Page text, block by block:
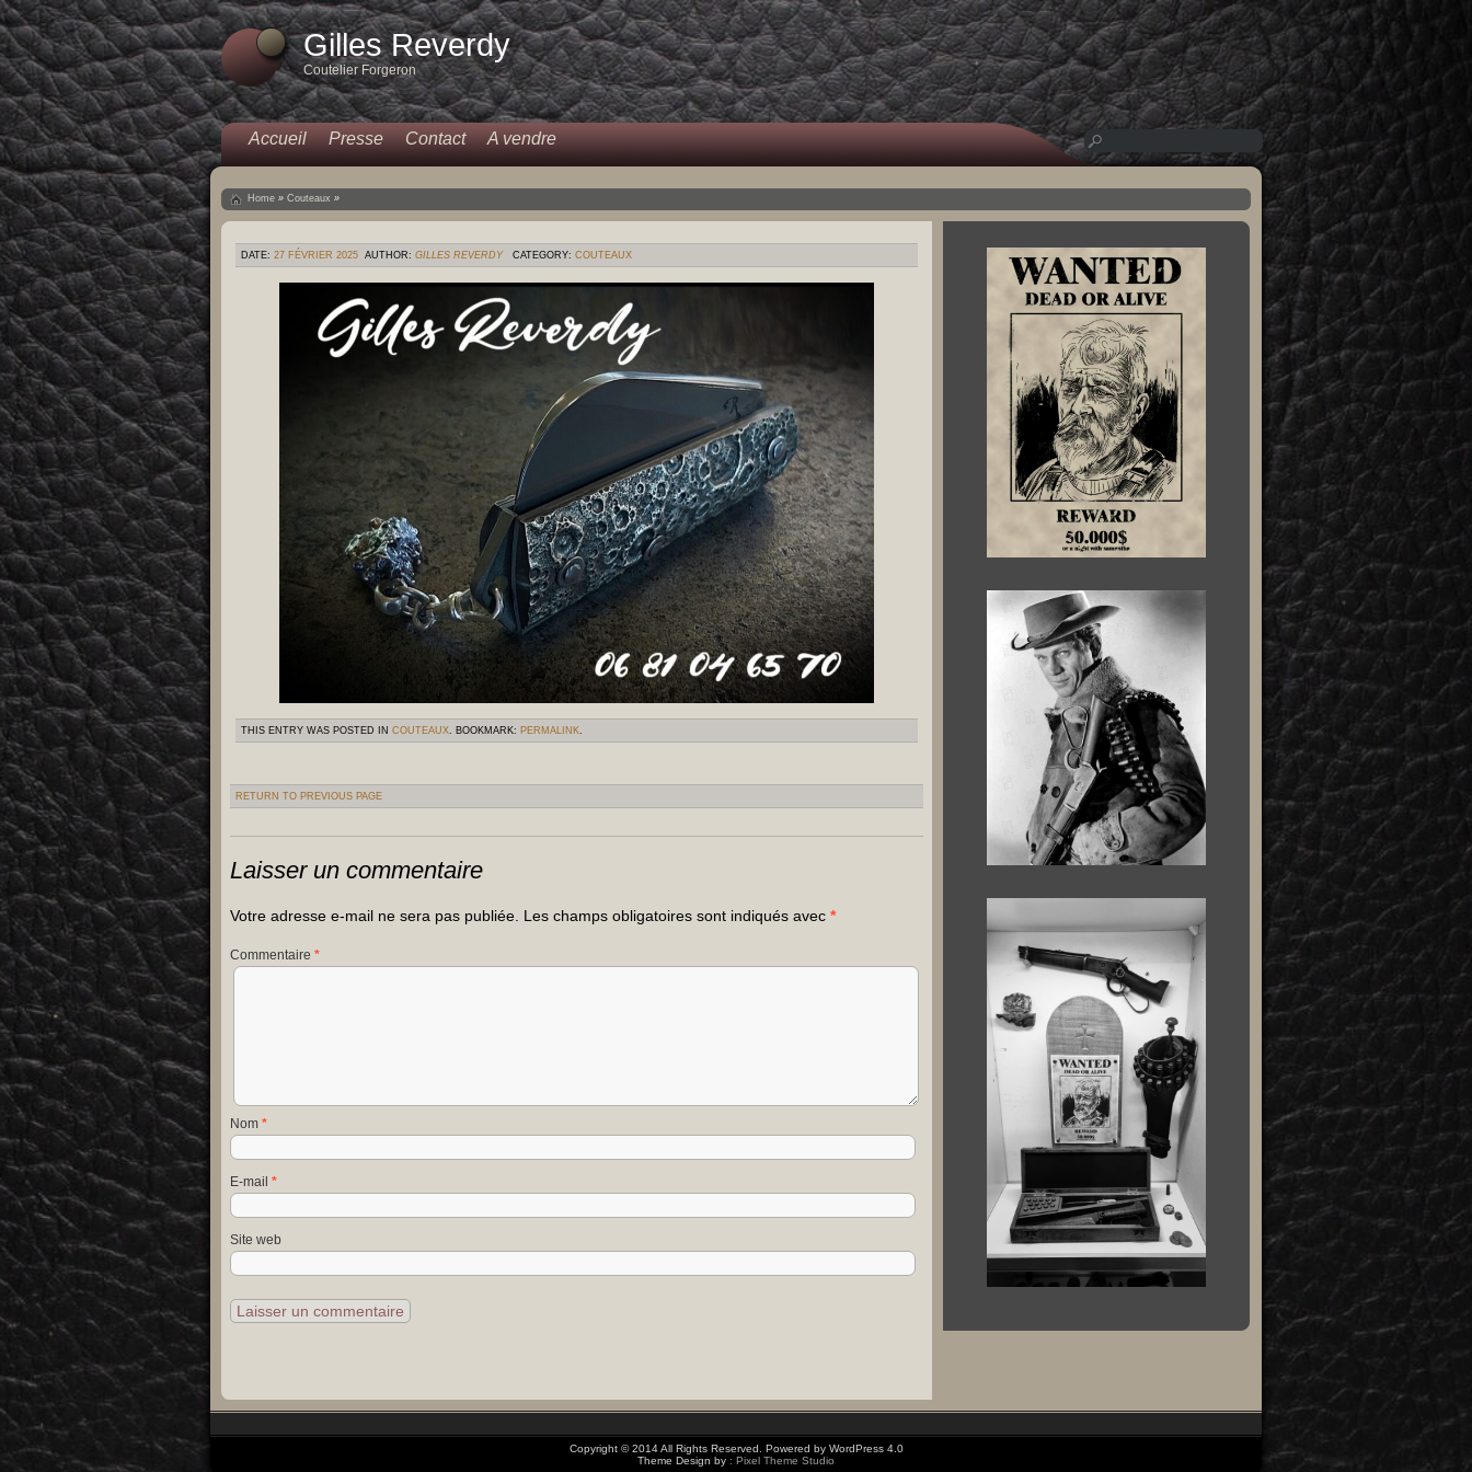
Gilles Reverdy
Coutelier Forgeron
Accueil Presse Contact A vendre
Home » Couteaux »
DATE: 27 FÉVRIER 2025 AUTHOR: GILLES REVERDY CATEGORY: COUTEAUX
THIS ENTRY WAS POSTED IN COUTEAUX. BOOKMARK: PERMALINK.
RETURN TO PREVIOUS PAGE
Laisser un commentaire
Votre adresse e-mail ne sera pas publiée. Les champs obligatoires sont indiqués avec *
Commentaire *
Nom *
E-mail *
Site web
Copyright © 2014 All Rights Reserved. Powered by WordPress 4.0
Theme Design by : Pixel Theme Studio